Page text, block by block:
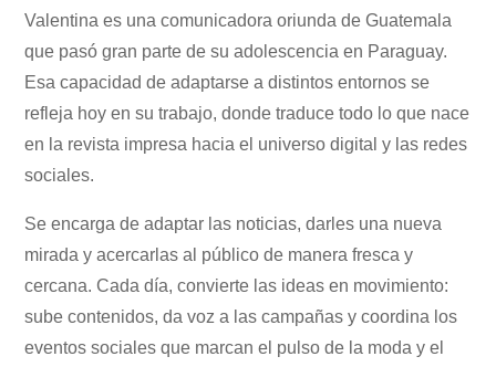
Valentina es una comunicadora oriunda de Guatemala
que pasó gran parte de su adolescencia en Paraguay.
Esa capacidad de adaptarse a distintos entornos se
refleja hoy en su trabajo, donde traduce todo lo que nace
en la revista impresa hacia el universo digital y las redes
sociales.
Se encarga de adaptar las noticias, darles una nueva
mirada y acercarlas al público de manera fresca y
cercana. Cada día, convierte las ideas en movimiento:
sube contenidos, da voz a las campañas y coordina los
eventos sociales que marcan el pulso de la moda y el